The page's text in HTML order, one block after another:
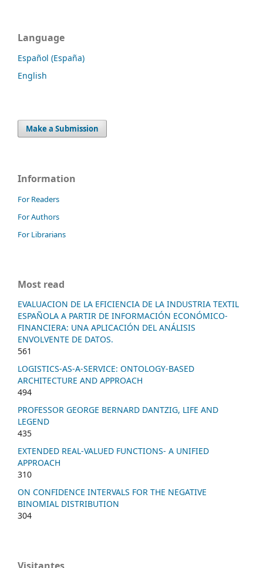
Language
Español (España)
English
Make a Submission
Information
For Readers
For Authors
For Librarians
Most read
EVALUACION DE LA EFICIENCIA DE LA INDUSTRIA TEXTIL
ESPAÑOLA A PARTIR DE INFORMACIÓN ECONÓMICO-
FINANCIERA: UNA APLICACIÓN DEL ANÁLISIS
ENVOLVENTE DE DATOS.
561
LOGISTICS-AS-A-SERVICE: ONTOLOGY-BASED
ARCHITECTURE AND APPROACH
494
PROFESSOR GEORGE BERNARD DANTZIG, LIFE AND
LEGEND
435
EXTENDED REAL-VALUED FUNCTIONS- A UNIFIED
APPROACH
310
ON CONFIDENCE INTERVALS FOR THE NEGATIVE
BINOMIAL DISTRIBUTION
304